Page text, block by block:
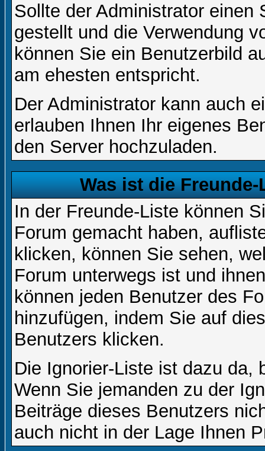
Sollte der Administrator einen
gestellt und die Verwendung
können Sie ein Benutzerbild
am ehesten entspricht.
Der Administrator kann auch
erlauben Ihnen Ihr eigenes
den Server hochzuladen.
Was ist die
In der Freunde-Liste können
Forum gemacht haben,
klicken, können Sie sehen,
Forum unterwegs ist und
können jeden Benutzer des
hinzufügen, indem Sie auf
Benutzers klicken.
Die Ignorier-Liste ist dazu da,
Wenn Sie jemanden zu der
Beiträge dieses Benutzers
auch nicht in der Lage Ihnen